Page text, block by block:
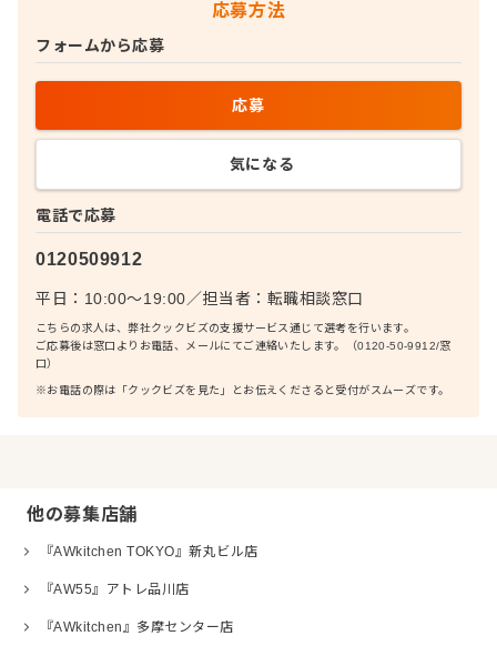
応募方法
電話で応募
0120509912
平日：10:00〜19:00／担当者： 転職相談窓口
こちらの求人は、弊社クックビズの支援サービス通じて選考を行います。
ご応募後は窓口よりお電話、メールにてご連絡いたします。（0120-50-9912/窓
口）
※お電話の際は「クックビズを見た」とお伝えくださると受付がスムーズです。
フォームから応募
応募
気になる
他の募集店舗
『AWkitchen TOKYO』新丸ビル店
『AW55』アトレ品川店
『AWkitchen』多摩センター店